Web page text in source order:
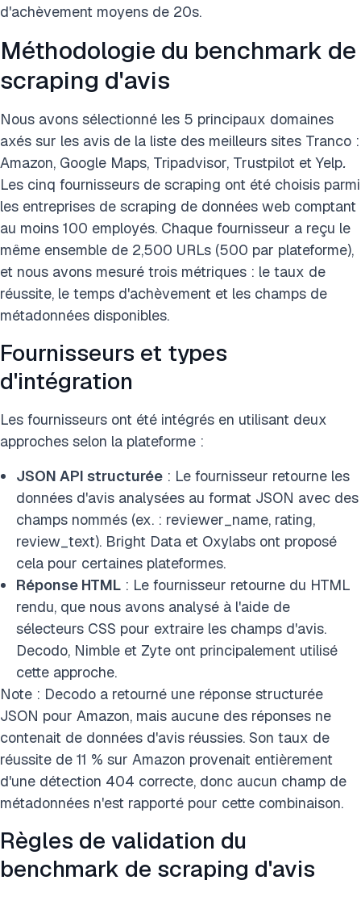
d'achèvement moyens de 20s.
Méthodologie du benchmark de
scraping d'avis
Nous avons sélectionné les 5 principaux domaines
axés sur les avis de la liste des meilleurs sites Tranco :
Amazon, Google Maps, Tripadvisor, Trustpilot et Yelp.
Les cinq fournisseurs de scraping ont été choisis parmi
les entreprises de scraping de données web comptant
au moins 100 employés. Chaque fournisseur a reçu le
même ensemble de 2,500 URLs (500 par plateforme),
et nous avons mesuré trois métriques : le taux de
réussite, le temps d'achèvement et les champs de
métadonnées disponibles.
Fournisseurs et types
d'intégration
Les fournisseurs ont été intégrés en utilisant deux
approches selon la plateforme :
JSON API structurée : Le fournisseur retourne les
données d'avis analysées au format JSON avec des
champs nommés (ex. : reviewer_name, rating,
review_text). Bright Data et Oxylabs ont proposé
cela pour certaines plateformes.
Réponse HTML : Le fournisseur retourne du HTML
rendu, que nous avons analysé à l'aide de
sélecteurs CSS pour extraire les champs d'avis.
Decodo, Nimble et Zyte ont principalement utilisé
cette approche.
Note : Decodo a retourné une réponse structurée
JSON pour Amazon, mais aucune des réponses ne
contenait de données d'avis réussies. Son taux de
réussite de 11 % sur Amazon provenait entièrement
d'une détection 404 correcte, donc aucun champ de
métadonnées n'est rapporté pour cette combinaison.
Règles de validation du
benchmark de scraping d'avis